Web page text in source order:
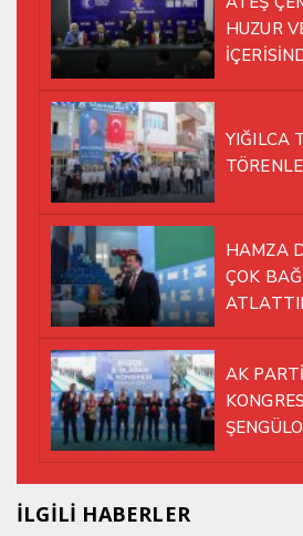
HUZUR
YIĞILCA
HAMZA
ÇOK
AK
İLGİLİ HABERLER